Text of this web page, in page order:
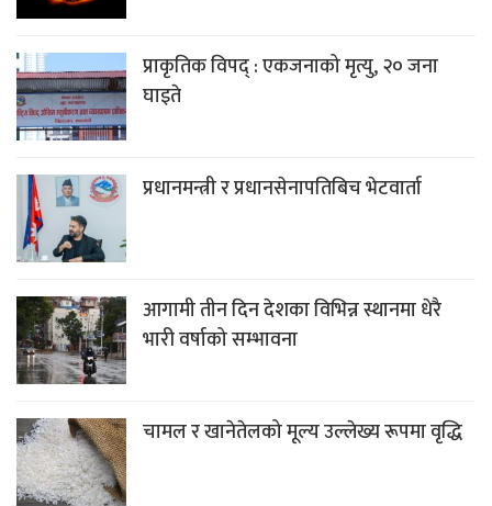
प्राकृतिक विपद् : एकजनाको मृत्यु, २० जना
घाइते
प्रधानमन्त्री र प्रधानसेनापतिबिच भेटवार्ता
आगामी तीन दिन देशका विभिन्न स्थानमा धेरै
भारी वर्षाको सम्भावना
चामल र खानेतेलको मूल्य उल्लेख्य रूपमा वृद्धि